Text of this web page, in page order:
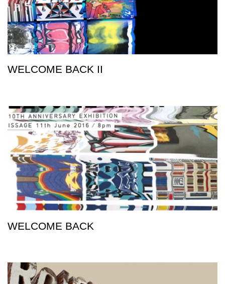
WELCOME BACK II
WELCOME BACK